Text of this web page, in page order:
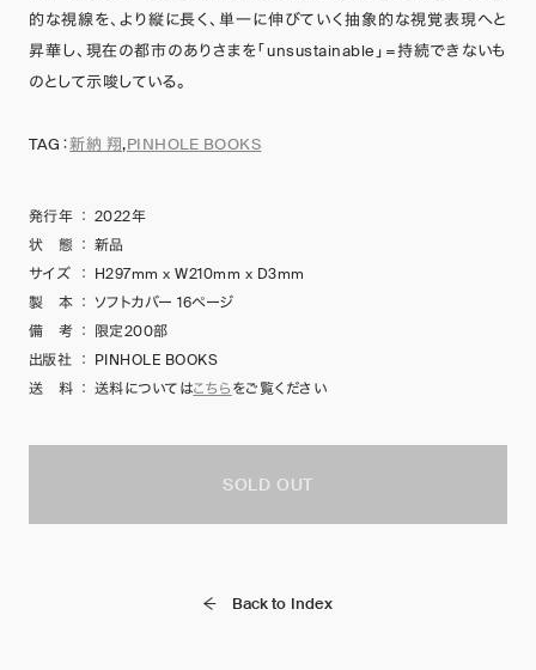
的な視線を、より縦に長く、単一に伸びていく抽象的な視覚表現へと
昇華し、現在の都市のありさまを「unsustainable」=持続できないも
のとして示唆している。
TAG：新納 翔,PINHOLE BOOKS
発行年 ： 2022年
状 態 ： 新品
サイズ
： H297mm x W210mm x D3mm
製 本 ： ソフトカバー 16ページ
備 考 ： 限定200部
出版社 ： PINHOLE BOOKS
送 料 ： 送料についてはこちらをご覧ください
SOLD OUT
Back to Index